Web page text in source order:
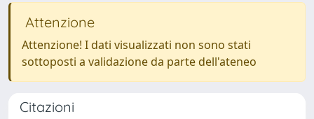
Attenzione
Attenzione! I dati visualizzati non sono stati
sottoposti a validazione da parte dell'ateneo
Citazioni